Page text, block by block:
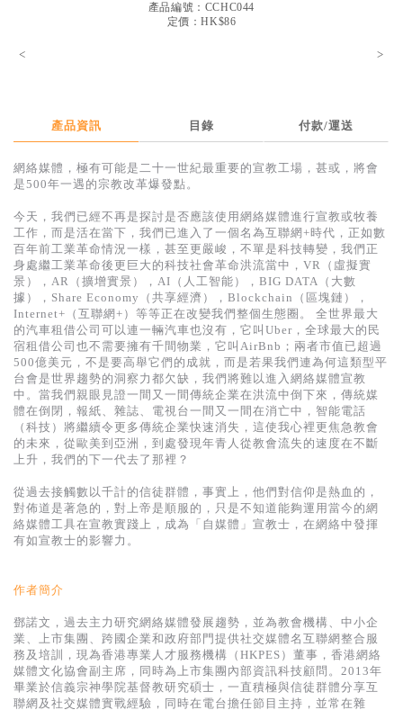
得獎作品推介
中文二手書
英文二手書
精選英文書
電子書
基道 Top 50
產品編號：CCHC044
定價：HK$86
< >
產品資訊 目錄 付款/運送
網絡媒體，極有可能是二十一世紀最重要的宣教工場，甚或，將會
是500年一遇的宗教改革爆發點。
今天，我們已經不再是探討是否應該使用網絡媒體進行宣教或牧養
工作，而是活在當下，我們已進入了一個名為互聯網+時代，正如數
百年前工業革命情況一樣，甚至更嚴峻，不單是科技轉變，我們正
身處繼工業革命後更巨大的科技社會革命洪流當中，VR（虛擬實
景），AR（擴增實景），AI（人工智能），BIG DATA（大數
據），Share Economy（共享經濟），Blockchain（區塊鏈），
Internet+（互聯網+）等等正在改變我們整個生態圈。 全世界最大
的汽車租借公司可以連一輛汽車也沒有，它叫Uber，全球最大的民
宿租借公司也不需要擁有千間物業，它叫AirBnb；兩者市值已超過
500億美元，不是要高舉它們的成就，而是若果我們連為何這類型平
台會是世界趨勢的洞察力都欠缺，我們將難以進入網絡媒體宣教
中。當我們親眼見證一間又一間傳統企業在洪流中倒下來，傳統媒
體在倒閉，報紙、雜誌、電視台一間又一間在消亡中，智能電話
（科技）將繼續令更多傳統企業快速消失，這使我心裡更焦急教會
的未來，從歐美到亞洲，到處發現年青人從教會流失的速度在不斷
上升，我們的下一代去了那裡？
從過去接觸數以千計的信徒群體，事實上，他們對信仰是熱血的，
對佈道是著急的，對上帝是順服的，只是不知道能夠運用當今的網
絡媒體工具在宣教實踐上，成為「自媒體」宣教士，在網絡中發揮
有如宣教士的影響力。
作者簡介
鄧諾文，過去主力研究網絡媒體發展趨勢，並為教會機構、中小企
業、上市集團、跨國企業和政府部門提供社交媒體名互聯網整合服
務及培訓，現為香港專業人才服務機構（HKPES）董事，香港網絡
媒體文化協會副主席，同時為上市集團內部資訊科技顧問。2013年
畢業於信義宗神學院基督教研究碩士，一直積極與信徒群體分享互
聯網及社交媒體實戰經驗，同時在電台擔任節目主持，並常在雜